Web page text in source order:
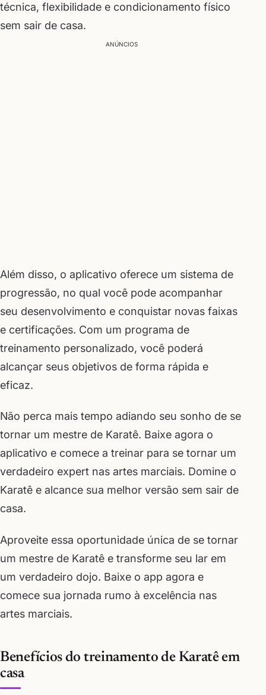
técnica, flexibilidade e condicionamento físico
sem sair de casa.
ANÚNCIOS
Além disso, o aplicativo oferece um sistema de
progressão, no qual você pode acompanhar
seu desenvolvimento e conquistar novas faixas
e certificações. Com um programa de
treinamento personalizado, você poderá
alcançar seus objetivos de forma rápida e
eficaz.
Não perca mais tempo adiando seu sonho de se
tornar um mestre de Karatê. Baixe agora o
aplicativo e comece a treinar para se tornar um
verdadeiro expert nas artes marciais. Domine o
Karatê e alcance sua melhor versão sem sair de
casa.
Aproveite essa oportunidade única de se tornar
um mestre de Karatê e transforme seu lar em
um verdadeiro dojo. Baixe o app agora e
comece sua jornada rumo à excelência nas
artes marciais.
Benefícios do treinamento de Karatê em
casa